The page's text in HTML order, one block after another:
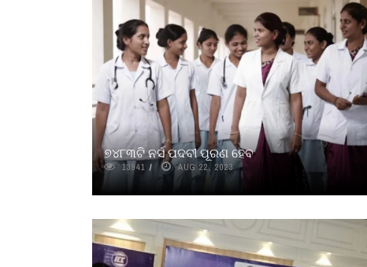
୭୪୮୩ଟି ନର୍ସ ପଦବୀ ପୂରଣ ହେବ
13941 AUG 22, 2023